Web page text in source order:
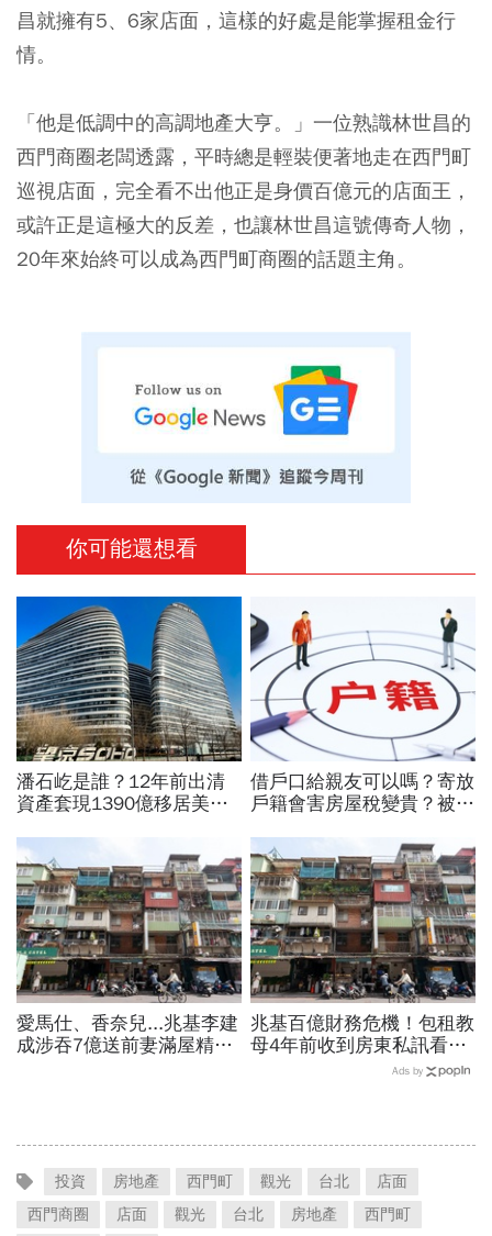
昌就擁有5、6家店面，這樣的好處是能掌握租金行
情。
「他是低調中的高調地產大亨。」一位熟識林世昌的
西門商圈老闆透露，平時總是輕裝便著地走在西門町
巡視店面，完全看不出他正是身價百億元的店面王，
或許正是這極大的反差，也讓林世昌這號傳奇人物，
20年來始終可以成為西門町商圈的話題主角。
你可能還想看
潘石屹是誰？12年前出清
資產套現1390億移居美
30年房市發展是「龐氏騙
局」
借戶口給親友可以嗎？寄放
戶籍會害房屋稅變貴？被查
看：3/23前一定要完成這
件事
愛馬仕、香奈兒...兆基李建
成涉吞7億送前妻滿屋精
兆基百億財務危機！包租教
母4年前收到房東私訊看出
「包租代管龍頭岌岌可
Ads by
投資 房地產 西門町 觀光 台北
店面
西門商圈
店面 觀光 台北 房地產
西門町